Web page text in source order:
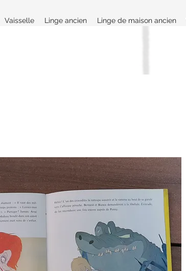
Vaisselle Linge ancien Linge de maison ancien